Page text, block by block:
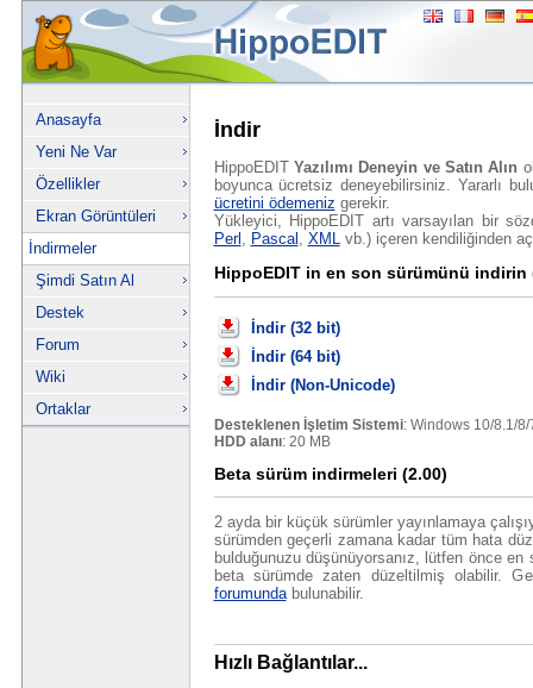
Anasayfa
Yeni Ne Var
Özellikler
Ekran Görüntüleri
İndirmeler
Şimdi Satın Al
Destek
Forum
Wiki
Ortaklar
İndir
HippoEDIT Yazılımı Deneyin ve Satın Alın
boyunca ücretsiz deneyebilirsiniz. Yararlı
ücretini ödemeniz gerekir.
Yükleyici, HippoEDIT artı varsayılan bir
Perl , Pascal , XMLvb.) içeren kendiliğinden
HippoEDIT in en son sürümünü indirin
İndir (32 bit)
İndir (64 bit)
İndir (Non-Unicode)
Desteklenen İşletim Sistemi: Windows 10/8.1/
HDD alanı: 20 MB
Beta sürüm indirmeleri (2.00)
2 ayda bir küçük sürümler yayınlamaya
sürümden geçerli zamana kadar tüm hata
bulduğunuzu düşünüyorsanız, lütfen önce
beta sürümde zaten düzeltilmiş olabilir.
forumundabulunabilir.
Hızlı Bağlantılar...